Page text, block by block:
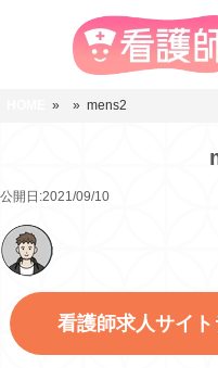
» » mens2
公開日:2021/09/10
看護師求人サイ